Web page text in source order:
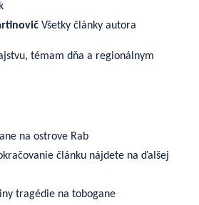
Všetky články autora
témam dňa a regionálnym
na ostrove Rab
článku nájdete na ďalšej
tragédie na tobogane